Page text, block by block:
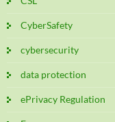
CyberSafety
cybersecurity
data protection
ePrivacy Regulation